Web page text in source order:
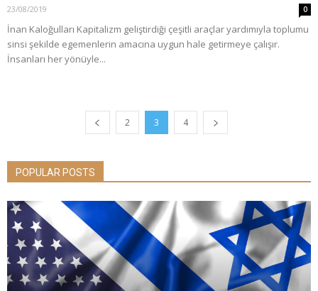
23/08/2019 0
İnan Kaloğulları Kapitalizm geliştirdiği çeşitli araçlar yardımıyla toplumu
sinsi şekilde egemenlerin amacına uygun hale getirmeye çalışır.
İnsanları her yönüyle...
2 3 4
POPULAR POSTS